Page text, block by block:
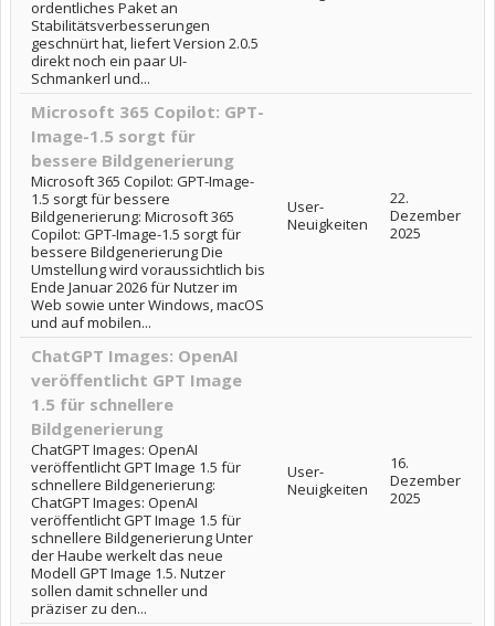
ordentliches Paket an
Stabilitätsverbesserungen
geschnürt hat, liefert Version 2.0.5
direkt noch ein paar UI-
Schmankerl und...
Microsoft 365 Copilot: GPT-
Image-1.5 sorgt für
bessere Bildgenerierung
Microsoft 365 Copilot: GPT-Image-
1.5 sorgt für bessere
Bildgenerierung: Microsoft 365
Copilot: GPT-Image-1.5 sorgt für
bessere Bildgenerierung Die
Umstellung wird voraussichtlich bis
Ende Januar 2026 für Nutzer im
Web sowie unter Windows, macOS
und auf mobilen...
User-
Neuigkeiten
22.
Dezember
2025
ChatGPT Images: OpenAI
veröffentlicht GPT Image
1.5 für schnellere
Bildgenerierung
ChatGPT Images: OpenAI
veröffentlicht GPT Image 1.5 für
schnellere Bildgenerierung:
ChatGPT Images: OpenAI
veröffentlicht GPT Image 1.5 für
schnellere Bildgenerierung Unter
der Haube werkelt das neue
Modell GPT Image 1.5. Nutzer
sollen damit schneller und
präziser zu den...
User-
Neuigkeiten
16.
Dezember
2025